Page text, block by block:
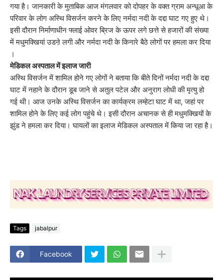
गया है। जानकारी के मुताबिक आज मंगलवार को दोपहर के वक्त ग्राम अन्धूआ के
परिवार के लोग अस्थि विसर्जन करने के लिए नर्मदा नदी के दद्दा घाट गए हुए थे।
इसी दौरान निर्माणाधीन फ्लाई ओवर ब्रिज के ऊपर लगे छत्ते से हजारों की संख्या
में मधुमक्खियां उडऩे लगी और नर्मदा नदी के किनारे बैठे लोगों पर हमला कर दिया
।
मेडिकल अस्पताल में इलाज जारी
अस्थि विसर्जन में शामिल होने गए लोगों ने बताया कि बीते दिनों नर्मदा नदी के दद्दा
घाट में नहाने के दौरान डूब जाने से अतुल पटेल और अनुराग लोधी की मृत्यु हो
गई थी। आज उनके अस्थि विसर्जन का कार्यक्रम लम्हेटा घाट में था, जहां पर
शामिल होने के लिए कई लोग पहुंचे थे। इसी दौरान अचानक से ही मधुमक्खियों के
झुंड ने हमला कर दिया। घायलों का इलाज मेडिकल अस्पताल में किया जा रहा है।
Tags jabalpur
Facebook